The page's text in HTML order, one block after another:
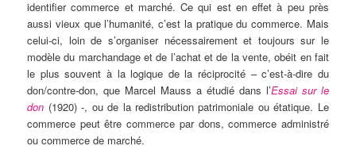
identifier commerce et marché. Ce qui est en effet à peu près
aussi vieux que l’humanité, c’est la pratique du commerce. Mais
celui-ci, loin de s’organiser nécessairement et toujours sur le
modèle du marchandage et de l’achat et de la vente, obéit en fait
le plus souvent à la logique de la réciprocité – c’est-à-dire du
don/contre-don, que Marcel Mauss a étudié dans l’Essai sur le
don (1920) -, ou de la redistribution patrimoniale ou étatique. Le
commerce peut être commerce par dons, commerce administré
ou commerce de marché.